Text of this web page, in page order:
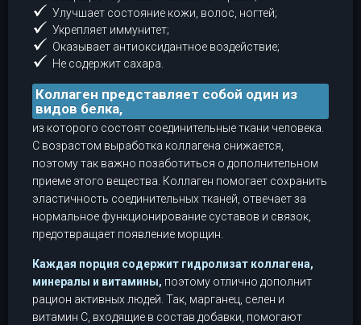
Улучшает состояние кожи, волос, ногтей;
Укрепляет иммунитет;
Оказывает антиоксидантное воздействие;
Не содержит сахара.
Коллаген представляет собой один из
видов белка,
из которого состоят соединительные ткани человека.
С возрастом выработка коллагена снижается,
поэтому так важно позаботиться о дополнительном
приеме этого вещества. Коллаген помогает сохранить
эластичность соединительных тканей, отвечает за
нормальное функционирование суставов и связок,
предотвращает появление морщин.
Каждая порция содержит гидролизат коллагена,
минералы и витамины, поэтому отлично дополнит
рацион активных людей. Так, марганец, селен и
витамин С, входящие в состав добавки, помогают